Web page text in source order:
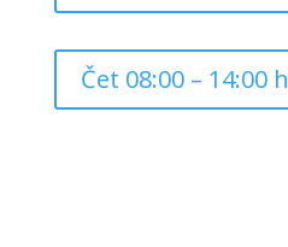
Čet 08:00 – 14:00 h